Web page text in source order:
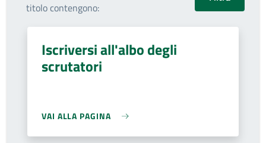
titolo contengono:
Iscriversi all'albo degli
scrutatori
VAI ALLA PAGINA